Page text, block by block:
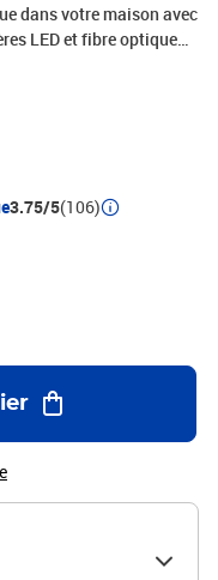
dans votre maison avec
LED et fibre optique
et fibre optique, ce
le sapin de Noël est
optique. Et la lumière
l'ambiance idéale
inclus offre à votre
économique : la
année, ce qui en
un vrai sapin.
manuel de montage
: NoirMatériau : fibre
: c.c. 12 VPuissance :
56 flocons de neige à
avec 5
une
contient :1 x sapin
3.75/5(106)